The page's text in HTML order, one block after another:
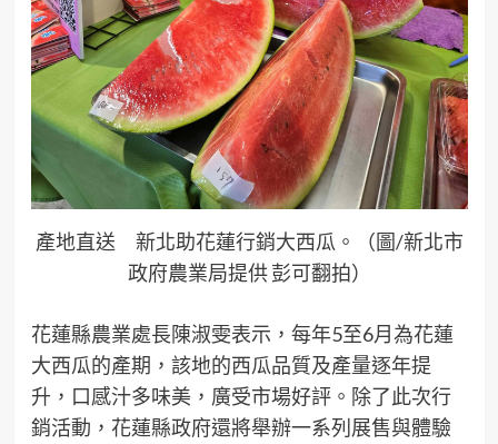
產地直送 新北助花蓮行銷大西瓜。（圖/新北市
政府農業局提供 彭可翻拍）
花蓮縣農業處長陳淑雯表示，每年5至6月為花蓮
大西瓜的產期，該地的西瓜品質及產量逐年提
升，口感汁多味美，廣受市場好評。除了此次行
銷活動，花蓮縣政府還將舉辦一系列展售與體驗